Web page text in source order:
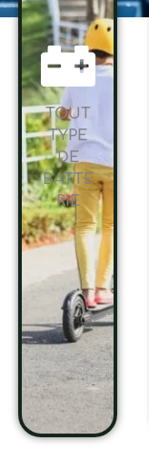
TOUT
TYPE
DE
BATTE
RIE